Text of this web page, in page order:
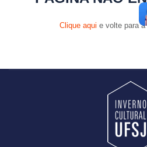
Clique aqui e volte para